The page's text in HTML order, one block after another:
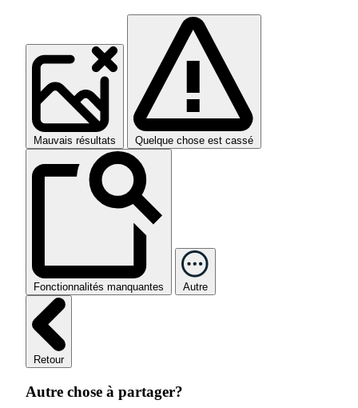
Mauvais résultats Quelque chose est cassé
Fonctionnalités manquantes Autre
Retour
Autre chose à partager?